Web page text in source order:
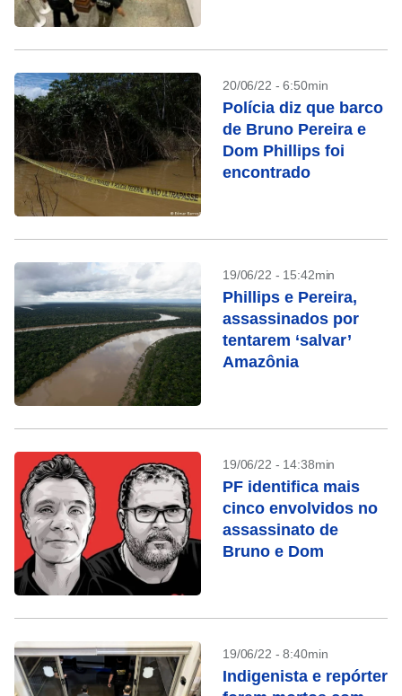
20/06/22 - 6:50min
Polícia diz que barco
de Bruno Pereira e
Dom Phillips foi
encontrado
19/06/22 - 15:42min
Phillips e Pereira,
assassinados por
tentarem ‘salvar’
Amazônia
19/06/22 - 14:38min
PF identifica mais
cinco envolvidos no
assassinato de
Bruno e Dom
19/06/22 - 8:40min
Indigenista e repórter